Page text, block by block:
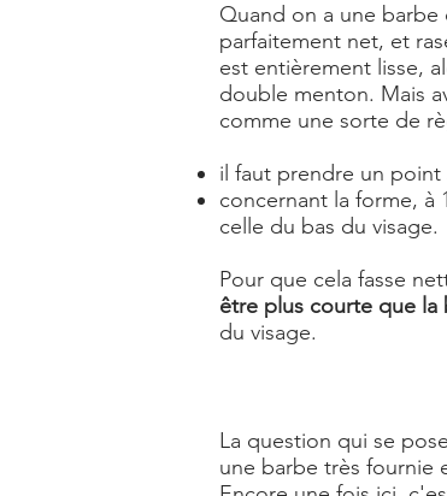
Quand on a une barbe
parfaitement net, et
est entièrement lisse,
double menton. Mais
comme une sorte de
il faut prendre un point
concernant la forme, à
celle du bas du visage.
Pour que cela fasse
être plus courte que la
du visage.
La question qui se
une barbe très fournie